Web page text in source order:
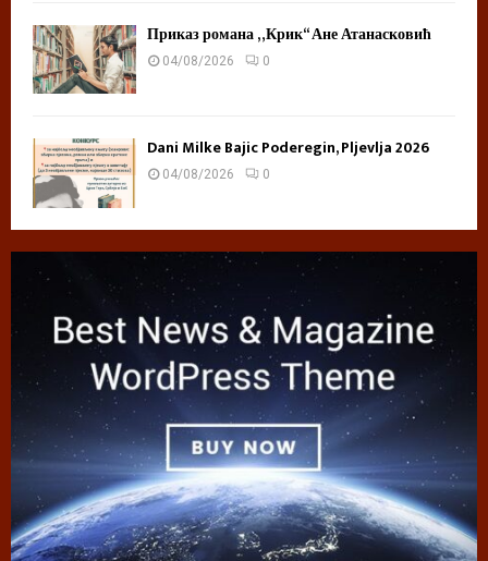
Приказ романа „Крик“ Ане Атанасковић
04/08/2026 0
Dani Milke Bajic Poderegin, Pljevlja 2026
04/08/2026 0